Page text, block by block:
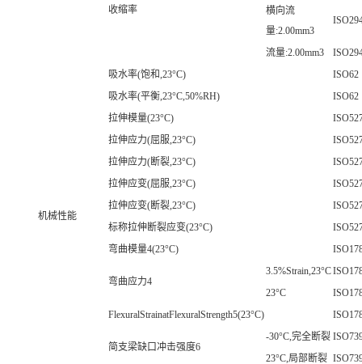
收缩率
横向流
量:2.00mm3
流量:2.00mm3
吸水率(饱和,23°C)
ISO62
吸水率(平衡,23°C,50%RH)
ISO62
机械性能
拉伸模量(23°C)
拉伸应力(屈服,23°C)
拉伸应力(断裂,23°C)
拉伸应变(屈服,23°C)
拉伸应变(断裂,23°C)
标称拉伸断裂应变(23°C)
弯曲模量4(23°C)
弯曲应力4
3.5%Strain,23°C
23°C
FlexuralStrainatFlexuralStrength5(23°C)
简支梁缺口冲击强度6
-30°C,完全断裂
23°C,局部断裂